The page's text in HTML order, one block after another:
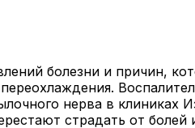
болезни и причин,
нерва в
страдать от